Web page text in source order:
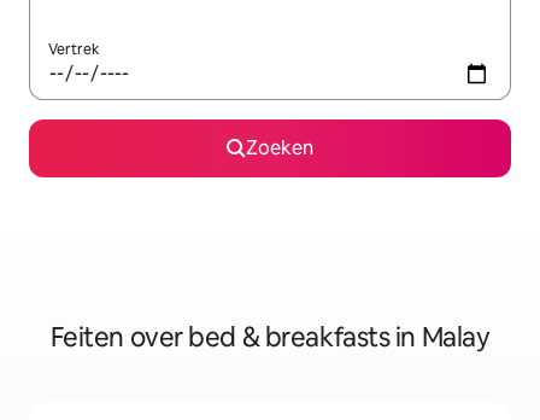
Vertrek
Zoeken
Feiten over bed & breakfasts in Malay